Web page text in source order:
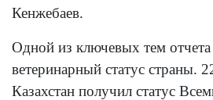
Кенжебаев.
Одной из ключевых тем
ветеринарный статус страны.
Казахстан получил статус